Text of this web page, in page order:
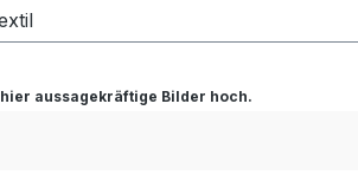
aussagekräftige Bilder hoch.